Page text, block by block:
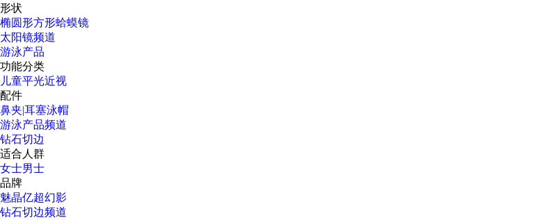
形状
椭圆形方形蛤蟆镜
太阳镜频道
游泳产品
功能分类
儿童平光近视
配件
鼻夹|耳塞泳帽
游泳产品频道
钻石切边
适合人群
女士男士
品牌
魅晶亿超幻影
钻石切边频道